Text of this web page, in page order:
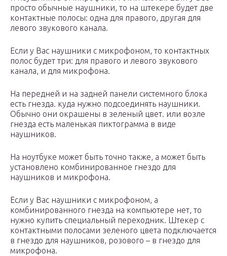
просто обычные наушники, то на штекере будет две
контактные полосы: одна для правого, другая для
левого звукового канала.
Если у Вас наушники с микрофоном, то контактных
полос будет три: для правого и левого звукового
канала, и для микрофона.
На передней и на задней панели системного блока
есть гнезда. куда нужно подсоединять наушники.
Обычно они окрашены в зеленый цвет. или возле
гнезда есть маленькая пиктограмма в виде
наушников.
На ноутбуке может быть точно также, а может быть
установлено комбинированное гнездо для
наушников и микрофона.
Если у Вас наушники с микрофоном, а
комбинированного гнезда на компьютере нет, то
нужно купить специальный переходник. Штекер с
контактными полосами зеленого цвета подключается
в гнездо для наушников, розового – в гнездо для
микрофона.